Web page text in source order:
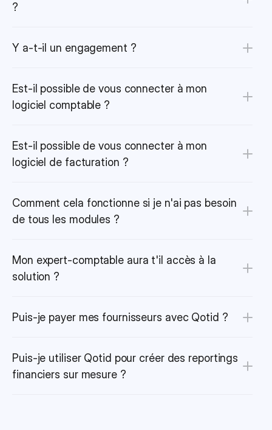
?
Y a-t-il un engagement ?
Est-il possible de vous connecter à mon
logiciel comptable ?
Est-il possible de vous connecter à mon
logiciel de facturation ?
Comment cela fonctionne si je n'ai pas besoin
de tous les modules ?
Mon expert-comptable aura t'il accès à la
solution ?
Puis-je payer mes fournisseurs avec Qotid ?
Puis-je utiliser Qotid pour créer des reportings
financiers sur mesure ?